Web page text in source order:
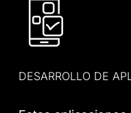
DESARROLLO DE